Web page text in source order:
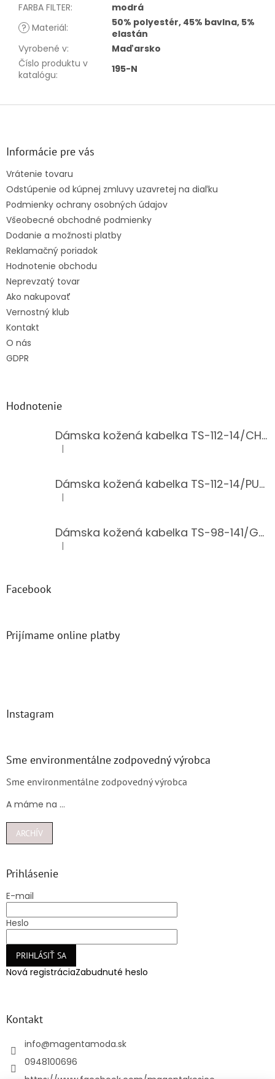
FARBA FILTER:
modrá
? Materiál:
50% polyestér, 45% bavlna, 5%
elastán
Vyrobené v:
Maďarsko
Číslo produktu v
katalógu: 195-N
Z
Informácie pre vás
Vrátenie tovaru
Odstúpenie od kúpnej zmluvy uzavretej na diaľku
Podmienky ochrany osobných údajov
Všeobecné obchodné podmienky
Dodanie a možnosti platby
Reklamačný poriadok
Hodnotenie obchodu
Neprevzatý tovar
Ako nakupovať
Vernostný klub
Kontakt
O nás
GDPR
Hodnotenie
Dámska kožená kabelka TS-112-14/CHOCO
Hodnotenie produktu je 5 z 5 hviezdičiek.
|
Dámska kožená kabelka TS-112-14/PUDER
Hodnotenie produktu je 5 z 5 hviezdičiek.
|
Dámska kožená kabelka TS-98-141/GOLD
Hodnotenie produktu je 5 z 5 hviezdičiek.
|
Facebook
Prijímame online platby
Instagram
Sme environmentálne zodpovedný výrobca
Sme environmentálne zodpovedný výrobca
A máme na ...
ARCHÍV
Prihlásenie
E-mail
Heslo
PRIHLÁSIŤ SA
Nová registráciaZabudnuté heslo
Kontakt
info@magentamoda.sk
0948100696